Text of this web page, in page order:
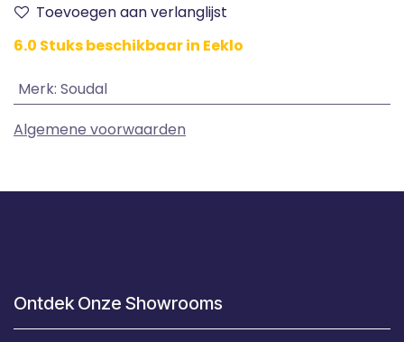
Toevoegen aan verlanglijst
6.0 Stuks beschikbaar in Eeklo
Merk: Soudal
Algemene voorwaarden
Ontdek Onze Showrooms